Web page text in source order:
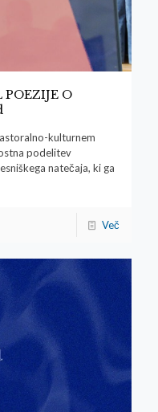
POEZIJE O
kulturnem
podelitev
natečaja, ki ga
Več